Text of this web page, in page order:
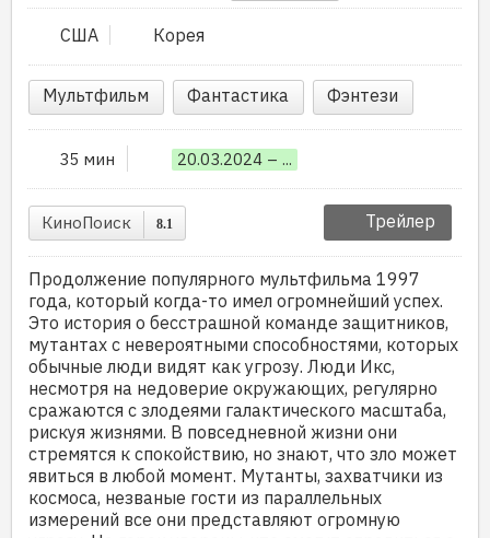
США Корея
Мультфильм Фантастика Фэнтези
35 мин 20.03.2024 – ...
КиноПоиск 8.1 Трейлер
Продолжение популярного мультфильма 1997
года, который когда-то имел огромнейший успех.
Это история о бесстрашной команде защитников,
мутантах с невероятными способностями, которых
обычные люди видят как угрозу. Люди Икс,
несмотря на недоверие окружающих, регулярно
сражаются с злодеями галактического масштаба,
рискуя жизнями. В повседневной жизни они
стремятся к спокойствию, но знают, что зло может
явиться в любой момент. Мутанты, захватчики из
космоса, незваные гости из параллельных
измерений все они представляют огромную